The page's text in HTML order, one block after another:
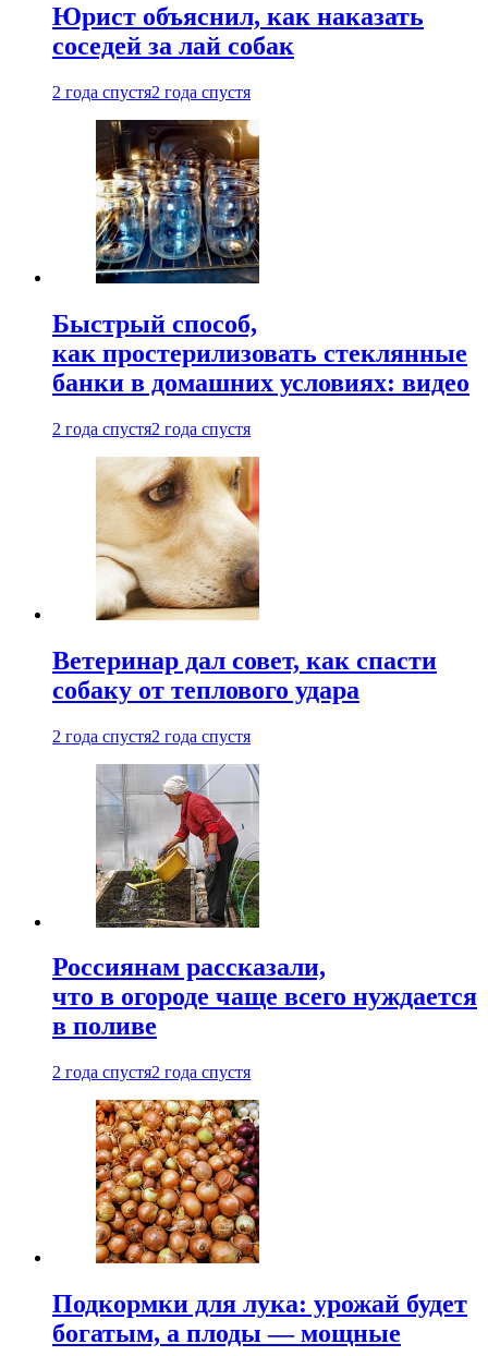
Юрист объяснил, как наказать
соседей за лай собак
2 года спустя2 года спустя
Быстрый способ,
как простерилизовать стеклянные
банки в домашних условиях: видео
2 года спустя2 года спустя
Ветеринар дал совет, как спасти
собаку от теплового удара
2 года спустя2 года спустя
Россиянам рассказали,
что в огороде чаще всего нуждается
в поливе
2 года спустя2 года спустя
Подкормки для лука: урожай будет
богатым, а плоды — мощные